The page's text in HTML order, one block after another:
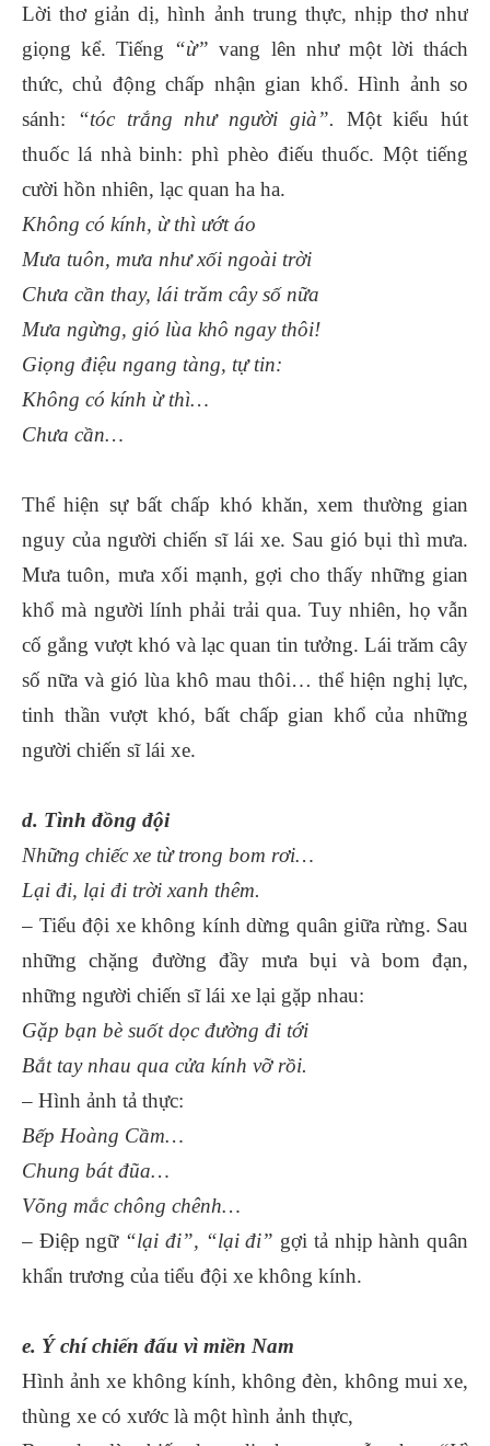
Lời thơ giản dị, hình ảnh trung thực, nhịp thơ như
giọng kể. Tiếng “ừ” vang lên như một lời thách
thức, chủ động chấp nhận gian khổ. Hình ảnh so
sánh:
“tóc trắng như người già”. Một kiểu hút
thuốc lá nhà binh: phì phèo điếu thuốc. Một tiếng
cười hồn nhiên, lạc quan ha ha.
Không có kính, ừ thì ướt áo
Mưa tuôn, mưa như xối ngoài trời
Chưa cần thay, lái trăm cây số nữa
Mưa ngừng, gió lùa khô ngay thôi!
Giọng điệu ngang tàng, tự tin:
Không có kính ừ thì…
Chưa cần…
Thể hiện sự bất chấp khó khăn, xem thường gian
nguy của người chiến sĩ lái xe. Sau gió bụi thì mưa.
Mưa tuôn, mưa xối mạnh, gợi cho thấy những gian
khổ mà người lính phải trải qua. Tuy nhiên, họ vẫn
cố gắng vượt khó và lạc quan tin tưởng. Lái trăm cây
số nữa và gió lùa khô mau thôi… thể hiện nghị lực,
tinh thần vượt khó, bất chấp gian khổ của những
người chiến sĩ lái xe.
d. Tình đồng đội
Những chiếc xe từ trong bom rơi…
Lại đi, lại đi trời xanh thêm.
– Tiểu đội xe không kính dừng quân giữa rừng. Sau
những chặng đường đầy mưa bụi và bom đạn,
những người chiến sĩ lái xe lại gặp nhau:
Gặp bạn bè suốt dọc đường đi tới
Bắt tay nhau qua cửa kính vỡ rồi.
– Hình ảnh tả thực:
Bếp Hoàng Cầm…
Chung bát đũa…
Võng mắc chông chênh…
– Điệp ngữ “lại đi”, “lại đi” gợi tả nhịp hành quân
khẩn trương của tiểu đội xe không kính.
e. Ý chí chiến đấu vì miền Nam
Hình ảnh xe không kính, không đèn, không mui xe,
thùng xe có xước là một hình ảnh thực,